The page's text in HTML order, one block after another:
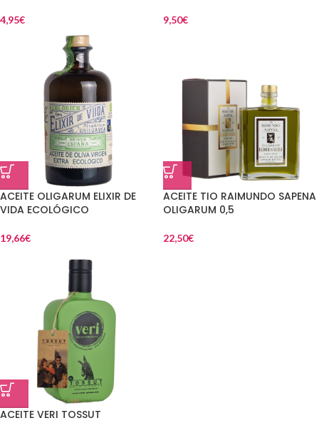
4,95€ 9,50€
ACEITE OLIGARUM ELIXIR DE
VIDA ECOLÓGICO
19,66€
ACEITE TIO RAIMUNDO SAPENA
OLIGARUM 0,5
22,50€
ACEITE VERI TOSSUT